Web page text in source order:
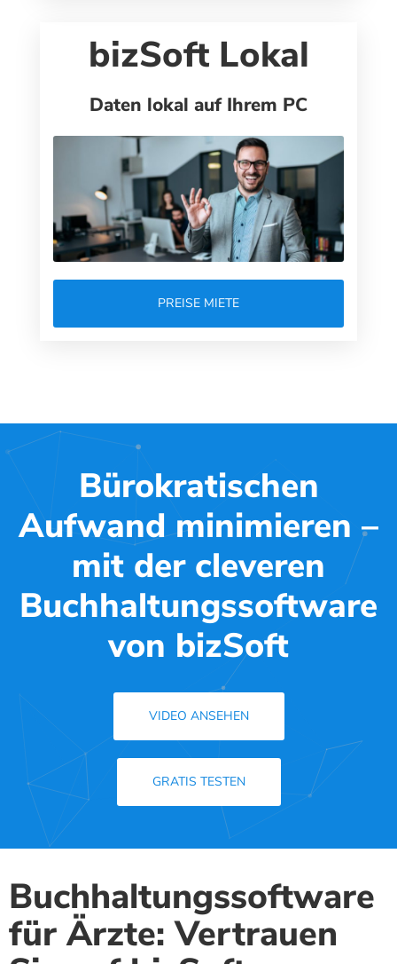
bizSoft Lokal
Daten lokal auf Ihrem PC
PREISE MIETE
Bürokratischen
Aufwand minimieren –
mit der cleveren
Buchhaltungssoftware
von bizSoft
VIDEO ANSEHEN
GRATIS TESTEN
Buchhaltungssoftware
für Ärzte: Vertrauen